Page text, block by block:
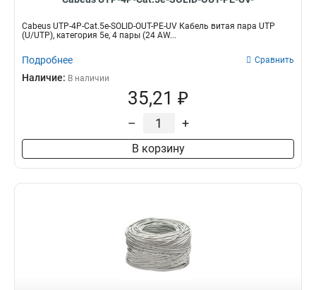
Cabeus UTP-4P-Cat.5e-SOLID-OUT-PE-UV Кабель витая пара UTP
(U/UTP), категория 5e, 4 пары (24 AW...
Подробнее Сравнить
Наличие: В наличии
35,21 ₽
– +
В корзину